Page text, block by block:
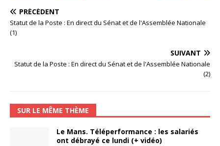
PRÉCÉDENT
Statut de la Poste : En direct du Sénat et de l'Assemblée Nationale
(1)
SUIVANT
Statut de la Poste : En direct du Sénat et de l'Assemblée Nationale
(2)
SUR LE MÊME THÈME
Le Mans. Téléperformance : les salariés
ont débrayé ce lundi (+ vidéo)